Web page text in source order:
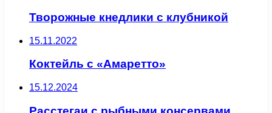
Творожные кнедлики с клубникой
15.11.2022
Коктейль с «Амаретто»
15.12.2024